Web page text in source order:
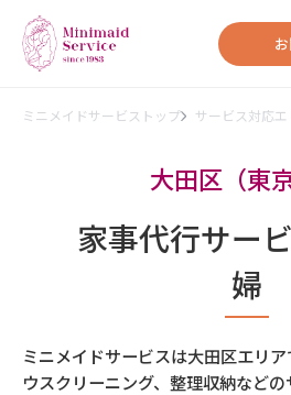
ミニメイドサービストップ サービス対応エ
大田区（東京
家事代行サー
婦
ミニメイドサービスは大田区エリ
ウスクリーニング、整理収納など